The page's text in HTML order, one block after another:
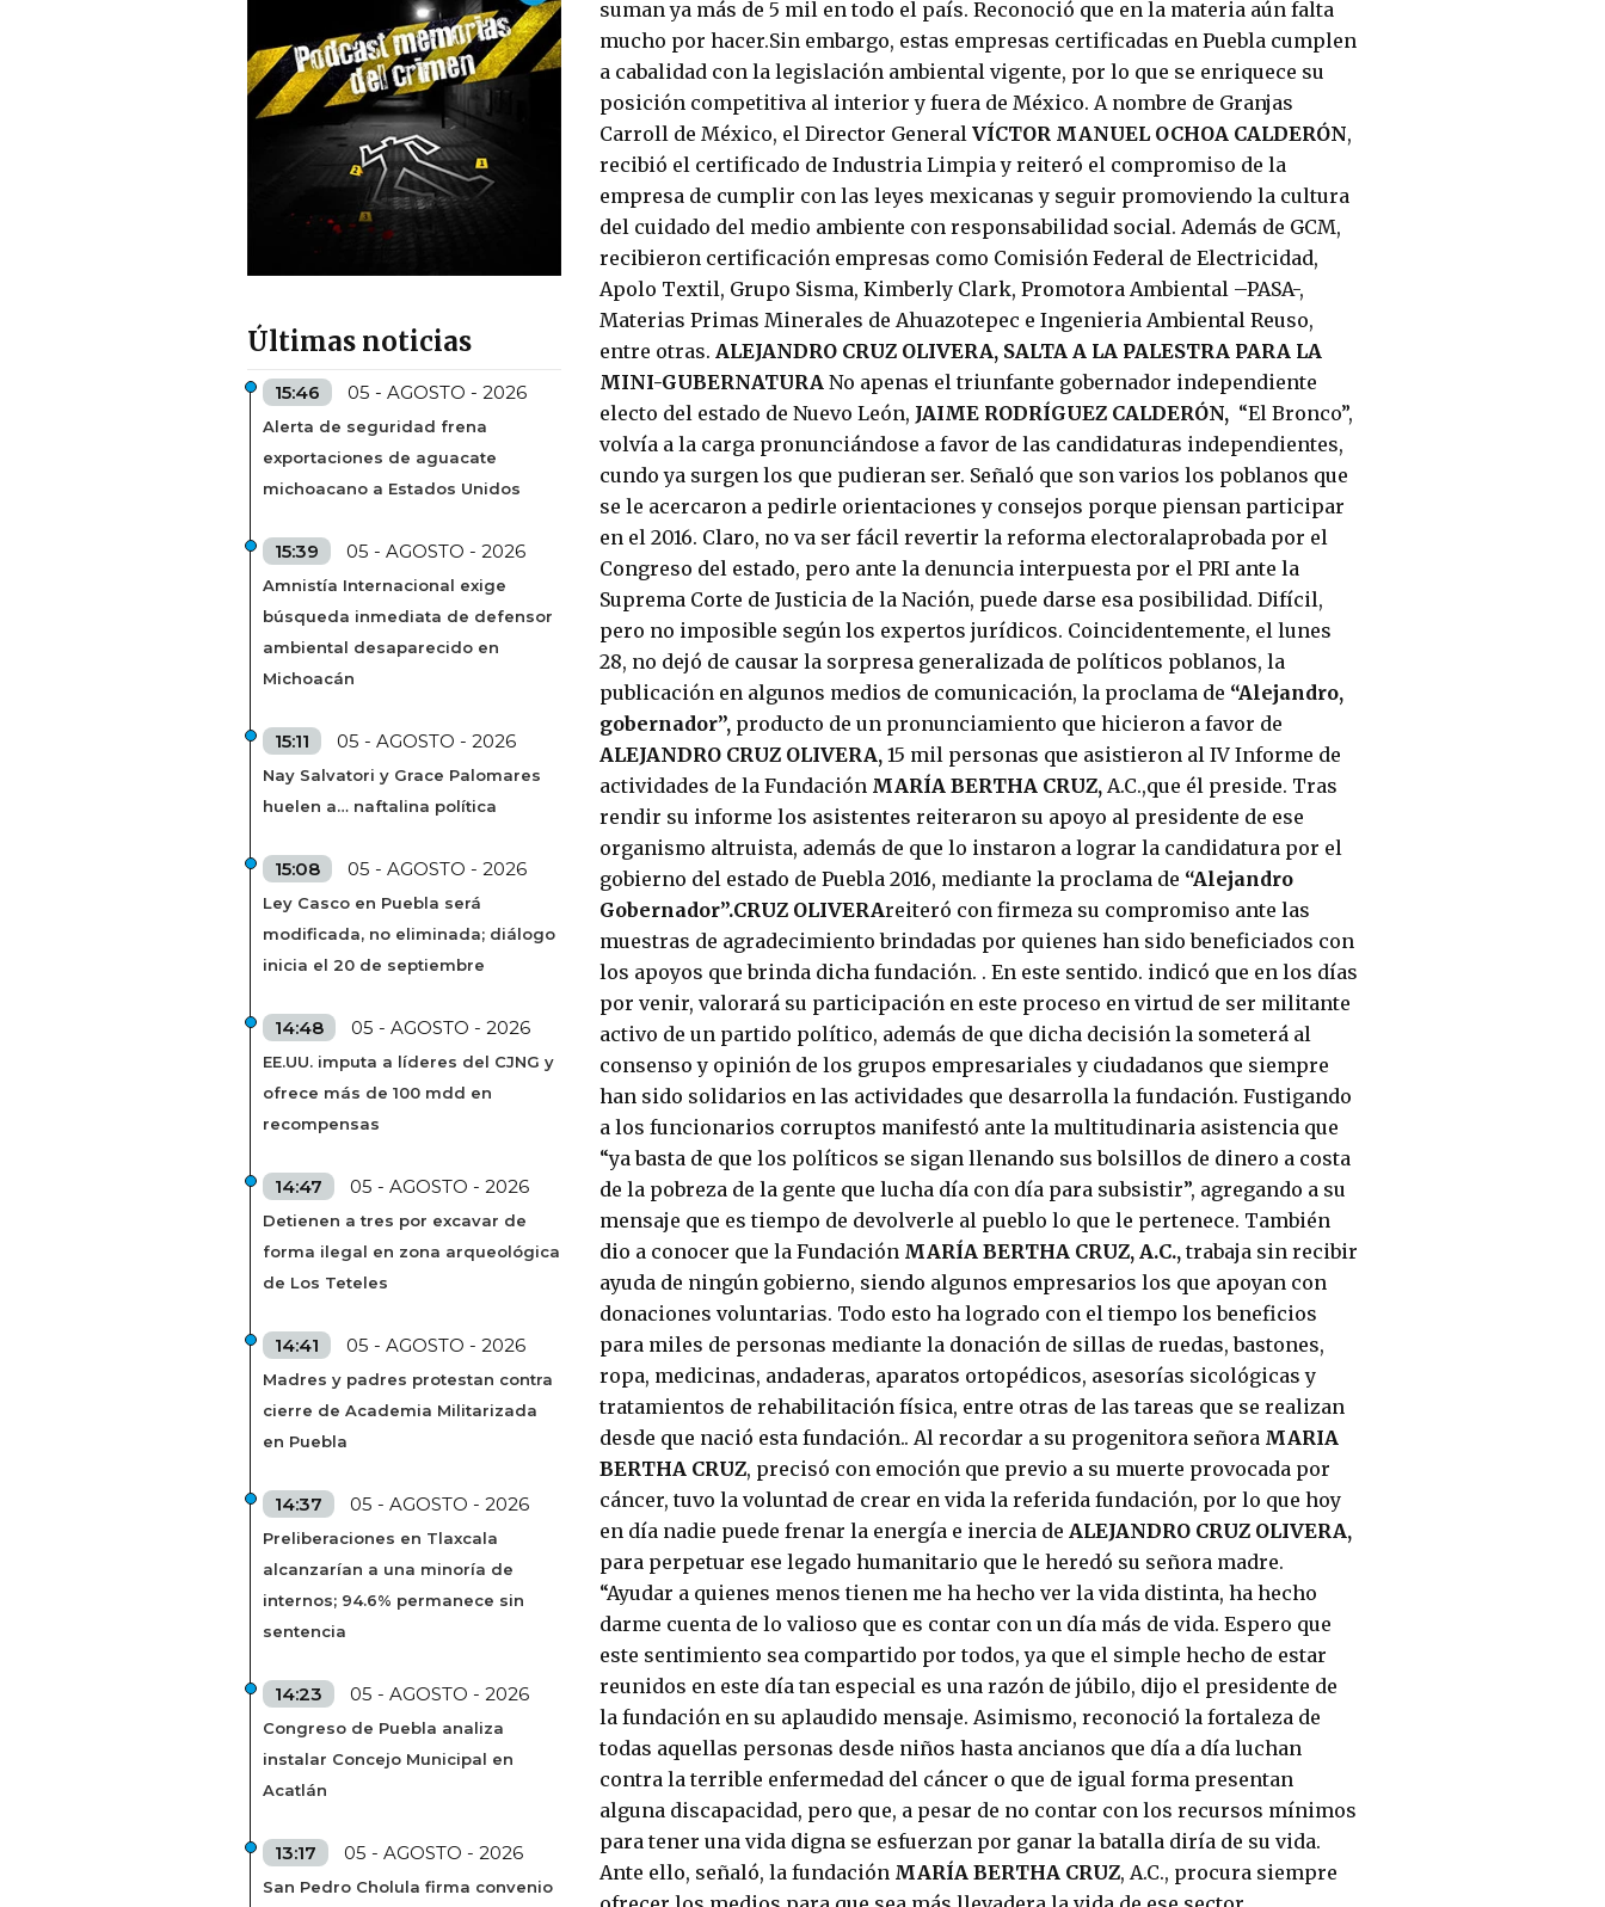
Últimas noticias
15:46 05 - AGOSTO - 2026
Alerta de seguridad frena
exportaciones de aguacate
michoacano a Estados Unidos
15:39 05 - AGOSTO - 2026
Amnistía Internacional exige
búsqueda inmediata de defensor
ambiental desaparecido en
Michoacán
15:11 05 - AGOSTO - 2026
Nay Salvatori y Grace Palomares
huelen a… naftalina política
15:08 05 - AGOSTO - 2026
Ley Casco en Puebla será
modificada, no eliminada; diálogo
inicia el 20 de septiembre
14:48 05 - AGOSTO - 2026
EE.UU. imputa a líderes del CJNG y
ofrece más de 100 mdd en
recompensas
14:47 05 - AGOSTO - 2026
Detienen a tres por excavar de
forma ilegal en zona arqueológica
de Los Teteles
14:41 05 - AGOSTO - 2026
Madres y padres protestan contra
cierre de Academia Militarizada
en Puebla
14:37 05 - AGOSTO - 2026
Preliberaciones en Tlaxcala
alcanzarían a una minoría de
internos; 94.6% permanece sin
sentencia
14:23 05 - AGOSTO - 2026
Congreso de Puebla analiza
instalar Concejo Municipal en
Acatlán
13:17 05 - AGOSTO - 2026
San Pedro Cholula firma convenio
suman ya más de 5 mil en todo el país. Reconoció que en la materia aún falta
mucho por hacer.Sin embargo, estas empresas certificadas en Puebla cumplen
a cabalidad con la legislación ambiental vigente, por lo que se enriquece su
posición competitiva al interior y fuera de México. A nombre de Granjas
Carroll de México, el Director General VÍCTOR MANUEL OCHOA CALDERÓN,
recibió el certificado de Industria Limpia y reiteró el compromiso de la
empresa de cumplir con las leyes mexicanas y seguir promoviendo la cultura
del cuidado del medio ambiente con responsabilidad social. Además de GCM,
recibieron certificación empresas como Comisión Federal de Electricidad,
Apolo Textil, Grupo Sisma, Kimberly Clark, Promotora Ambiental –PASA-,
Materias Primas Minerales de Ahuazotepec e Ingenieria Ambiental Reuso,
entre otras. ALEJANDRO CRUZ OLIVERA, SALTA A LA PALESTRA PARA LA
MINI-GUBERNATURA No apenas el triunfante gobernador independiente
electo del estado de Nuevo León, JAIME RODRÍGUEZ CALDERÓN, “El Bronco”,
volvía a la carga pronunciándose a favor de las candidaturas independientes,
cundo ya surgen los que pudieran ser. Señaló que son varios los poblanos que
se le acercaron a pedirle orientaciones y consejos porque piensan participar
en el 2016. Claro, no va ser fácil revertir la reforma electoralaprobada por el
Congreso del estado, pero ante la denuncia interpuesta por el PRI ante la
Suprema Corte de Justicia de la Nación, puede darse esa posibilidad. Difícil,
pero no imposible según los expertos jurídicos. Coincidentemente, el lunes
28, no dejó de causar la sorpresa generalizada de políticos poblanos, la
publicación en algunos medios de comunicación, la proclama de “Alejandro,
gobernador”, producto de un pronunciamiento que hicieron a favor de
ALEJANDRO CRUZ OLIVERA, 15 mil personas que asistieron al IV Informe de
actividades de la Fundación MARÍA BERTHA CRUZ, A.C.,que él preside. Tras
rendir su informe los asistentes reiteraron su apoyo al presidente de ese
organismo altruista, además de que lo instaron a lograr la candidatura por el
gobierno del estado de Puebla 2016, mediante la proclama de “Alejandro
Gobernador”.CRUZ OLIVERAreiteró con firmeza su compromiso ante las
muestras de agradecimiento brindadas por quienes han sido beneficiados con
los apoyos que brinda dicha fundación. . En este sentido. indicó que en los días
por venir, valorará su participación en este proceso en virtud de ser militante
activo de un partido político, además de que dicha decisión la someterá al
consenso y opinión de los grupos empresariales y ciudadanos que siempre
han sido solidarios en las actividades que desarrolla la fundación. Fustigando
a los funcionarios corruptos manifestó ante la multitudinaria asistencia que
“ya basta de que los políticos se sigan llenando sus bolsillos de dinero a costa
de la pobreza de la gente que lucha día con día para subsistir”, agregando a su
mensaje que es tiempo de devolverle al pueblo lo que le pertenece. También
dio a conocer que la Fundación MARÍA BERTHA CRUZ, A.C., trabaja sin recibir
ayuda de ningún gobierno, siendo algunos empresarios los que apoyan con
donaciones voluntarias. Todo esto ha logrado con el tiempo los beneficios
para miles de personas mediante la donación de sillas de ruedas, bastones,
ropa, medicinas, andaderas, aparatos ortopédicos, asesorías sicológicas y
tratamientos de rehabilitación física, entre otras de las tareas que se realizan
desde que nació esta fundación.. Al recordar a su progenitora señora MARIA
BERTHA CRUZ, precisó con emoción que previo a su muerte provocada por
cáncer, tuvo la voluntad de crear en vida la referida fundación, por lo que hoy
en día nadie puede frenar la energía e inercia de ALEJANDRO CRUZ OLIVERA,
para perpetuar ese legado humanitario que le heredó su señora madre.
“Ayudar a quienes menos tienen me ha hecho ver la vida distinta, ha hecho
darme cuenta de lo valioso que es contar con un día más de vida. Espero que
este sentimiento sea compartido por todos, ya que el simple hecho de estar
reunidos en este día tan especial es una razón de júbilo, dijo el presidente de
la fundación en su aplaudido mensaje. Asimismo, reconoció la fortaleza de
todas aquellas personas desde niños hasta ancianos que día a día luchan
contra la terrible enfermedad del cáncer o que de igual forma presentan
alguna discapacidad, pero que, a pesar de no contar con los recursos mínimos
para tener una vida digna se esfuerzan por ganar la batalla diría de su vida.
Ante ello, señaló, la fundación MARÍA BERTHA CRUZ, A.C., procura siempre